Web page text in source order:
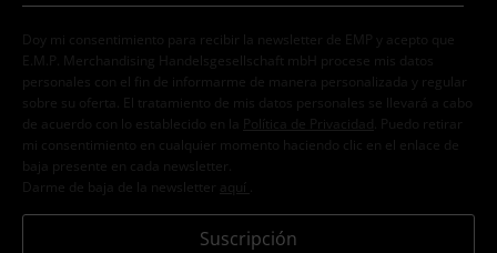
Doy mi consentimiento para recibir la newsletter de EMP y acepto que
E.M.P. Merchandising Handelsgesellschaft mbH procese mis datos
personales con el fin de informarme de manera personalizada y regular
sobre su oferta. El tratamiento de mis datos personales se llevará a cabo
de acuerdo con lo establecido en la
Política de Privacidad . Puedo retirar
mi consentimiento en cualquier momento haciendo clic en el enlace de
baja presente en cada newsletter.
Darme de baja de la newsletter
aquí
Suscripción